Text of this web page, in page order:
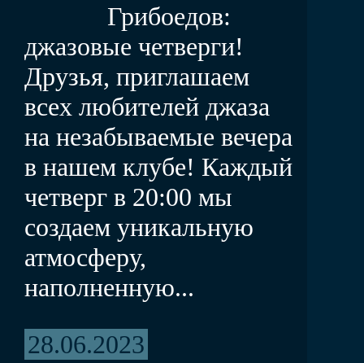
Грибоедов:
джазовые четверги!
Друзья, приглашаем
всех любителей джаза
на незабываемые вечера
в нашем клубе! Каждый
четверг в 20:00 мы
создаем уникальную
атмосферу,
наполненную...
28.06.2023